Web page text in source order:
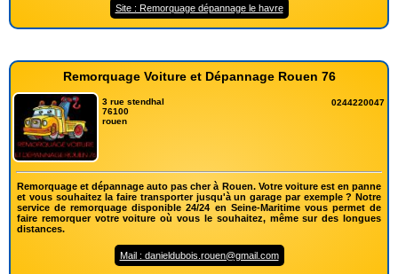
Site : Remorquage dépannage le havre
Remorquage Voiture et Dépannage Rouen 76
3 rue stendhal
76100
rouen
0244220047
Remorquage et dépannage auto pas cher à Rouen. Votre voiture est en panne
et vous souhaitez la faire transporter jusqu'à un garage par exemple ? Notre
service de remorquage disponible 24/24 en Seine-Maritime vous permet de
faire remorquer votre voiture où vous le souhaitez, même sur des longues
distances.
Mail : danieldubois.rouen@gmail.com